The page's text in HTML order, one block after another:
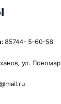
85744- 5-60-58
ул.